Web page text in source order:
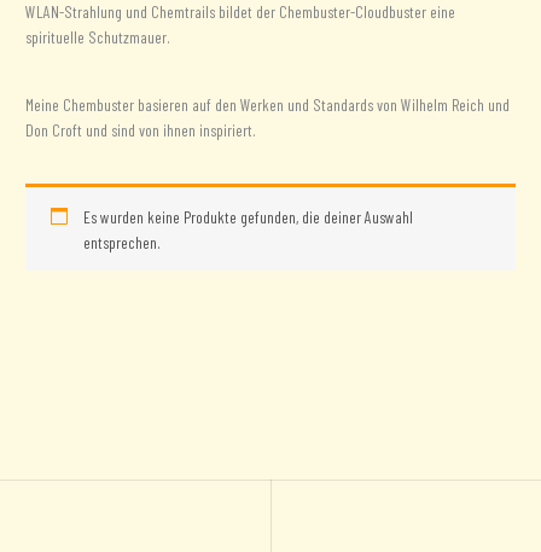
WLAN-Strahlung und Chemtrails bildet der Chembuster-Cloudbuster eine
spirituelle Schutzmauer.
Meine Chembuster basieren auf den Werken und Standards von Wilhelm Reich und
Don Croft und sind von ihnen inspiriert.
Es wurden keine Produkte gefunden, die deiner Auswahl
entsprechen.